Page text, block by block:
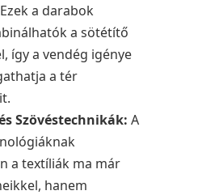
a darabok
a sötétítő
így a vendég igénye
a tér
Szövéstechnikák: A
a textíliák ma már
hanem